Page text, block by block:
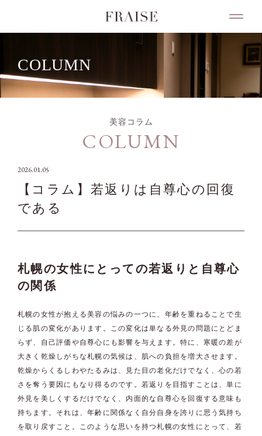
COLUMN
美容コラム
COLUMN
2026.01.05
【コラム】若返りは自尊心の回復
である
札幌の女性にとっての若返りと自尊心
の関係
札幌の女性が抱える美容の悩みの一つに、年齢を重ねることで生
じる肌の変化があります。この変化は単なる外見の問題にとどま
らず、自己評価や自尊心にも影響を与えます。特に、寒暖の差が
大きく乾燥しがちな札幌の気候は、肌への負担を増大させます。
乾燥からくるしわやたるみは、見た目の老化だけでなく、心の若
さを奪う要因にもなり得るのです。若返りを目指すことは、単に
外見を美しくするだけでなく、内面的な自尊心を回復する意味も
持ちます。それは、年齢に関係なく自分自身を誇りに思う気持ち
を取り戻すこと。このような思いを持つ札幌の女性にとって、若